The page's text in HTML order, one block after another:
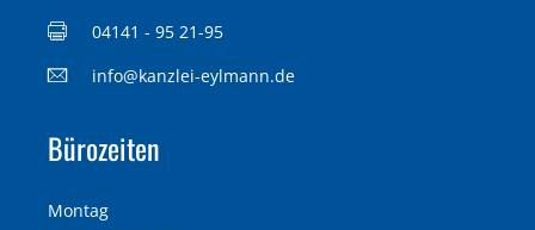
04141 - 95 21-95
info@kanzlei-eylmann.de
Bürozeiten
Montag